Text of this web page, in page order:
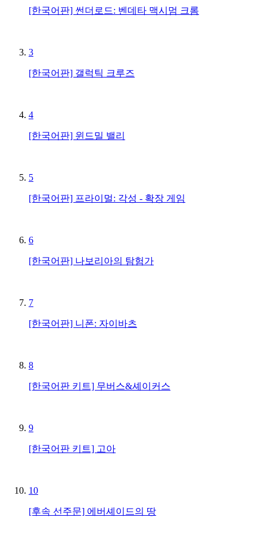
[한국어판] 썬더로드: 벤데타 맥시멈 크롬
3
[한국어판] 갤럭틱 크루즈
4
[한국어판] 윈드밀 밸리
5
[한국어판] 프라이멀: 각성 - 확장 게임
6
[한국어판] 나보리아의 탐험가
7
[한국어판] 니폰: 자이바츠
8
[한국어판 키트] 무버스&셰이커스
9
[한국어판 키트] 고아
10
[후속 선주문] 에버셰이드의 땅